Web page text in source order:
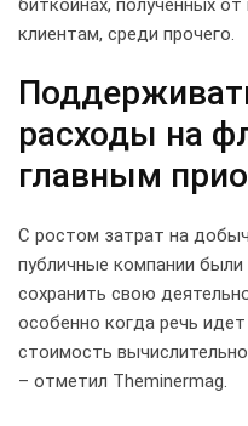
биткойнах, полученных
клиентам, среди прочего.
расходы на
главным
С ростом затрат на
публичные компании
сохранить свою
особенно когда речь
стоимость
– отметил Theminermag.